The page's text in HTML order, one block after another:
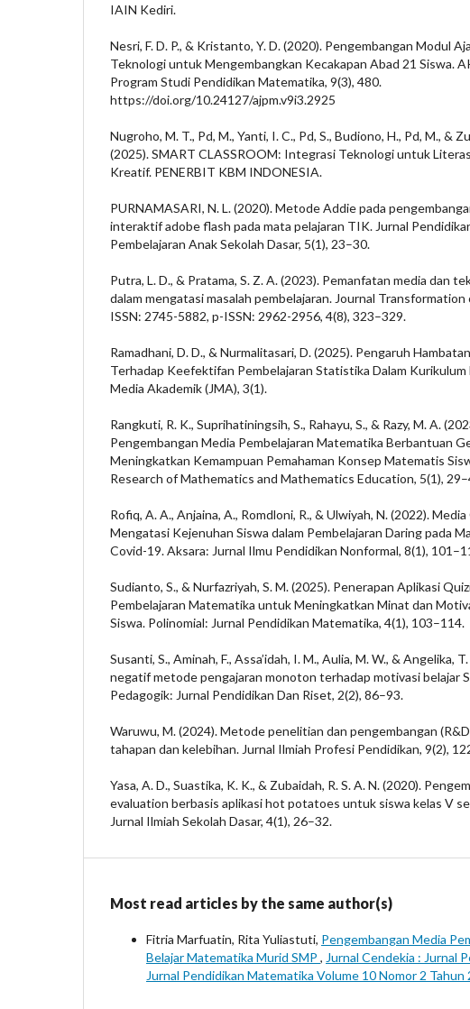
IAIN Kediri.
Nesri, F. D. P., & Kristanto, Y. D. (2020). Pengembangan Modul
Teknologi untuk Mengembangkan Kecakapan Abad 21 Siswa.
Program Studi Pendidikan Matematika, 9(3), 480.
https://doi.org/10.24127/ajpm.v9i3.2925
Nugroho, M. T., Pd, M., Yanti, I. C., Pd, S., Budiono, H., Pd, M., &
(2025). SMART CLASSROOM: Integrasi Teknologi untuk
Kreatif. PENERBIT KBM INDONESIA.
PURNAMASARI, N. L. (2020). Metode Addie pada
interaktif adobe flash pada mata pelajaran TIK. Jurnal
Pembelajaran Anak Sekolah Dasar, 5(1), 23–30.
Putra, L. D., & Pratama, S. Z. A. (2023). Pemanfatan media dan
dalam mengatasi masalah pembelajaran. Journal Transformation
ISSN: 2745-5882, p-ISSN: 2962-2956, 4(8), 323–329.
Ramadhani, D. D., & Nurmalitasari, D. (2025). Pengaruh
Terhadap Keefektifan Pembelajaran Statistika Dalam Kurikulum
Media Akademik (JMA), 3(1).
Rangkuti, R. K., Suprihatiningsih, S., Rahayu, S., & Razy, M. A.
Pengembangan Media Pembelajaran Matematika Berbantuan
Meningkatkan Kemampuan Pemahaman Konsep Matematis
Research of Mathematics and Mathematics Education, 5(1),
Rofiq, A. A., Anjaina, A., Romdloni, R., & Ulwiyah, N. (2022).
Mengatasi Kejenuhan Siswa dalam Pembelajaran Daring pada
Covid-19. Aksara: Jurnal Ilmu Pendidikan Nonformal, 8(1),
Sudianto, S., & Nurfazriyah, S. M. (2025). Penerapan Aplikasi
Pembelajaran Matematika untuk Meningkatkan Minat dan
Siswa. Polinomial: Jurnal Pendidikan Matematika, 4(1), 103–114.
Susanti, S., Aminah, F., Assa’idah, I. M., Aulia, M. W., & Angelika,
negatif metode pengajaran monoton terhadap motivasi belajar
Pedagogik: Jurnal Pendidikan Dan Riset, 2(2), 86–93.
Waruwu, M. (2024). Metode penelitian dan pengembangan
tahapan dan kelebihan. Jurnal Ilmiah Profesi Pendidikan, 9(2),
Yasa, A. D., Suastika, K. K., & Zubaidah, R. S. A. N. (2020).
evaluation berbasis aplikasi hot potatoes untuk siswa kelas V
Jurnal Ilmiah Sekolah Dasar, 4(1), 26–32.
Most read articles by the same author(s)
Fitria Marfuatin, Rita Yuliastuti, Pengembangan Media
Belajar Matematika Murid SMP , Jurnal Cendekia : Jurnal
Jurnal Pendidikan Matematika Volume 10 Nomor 2 Tahun